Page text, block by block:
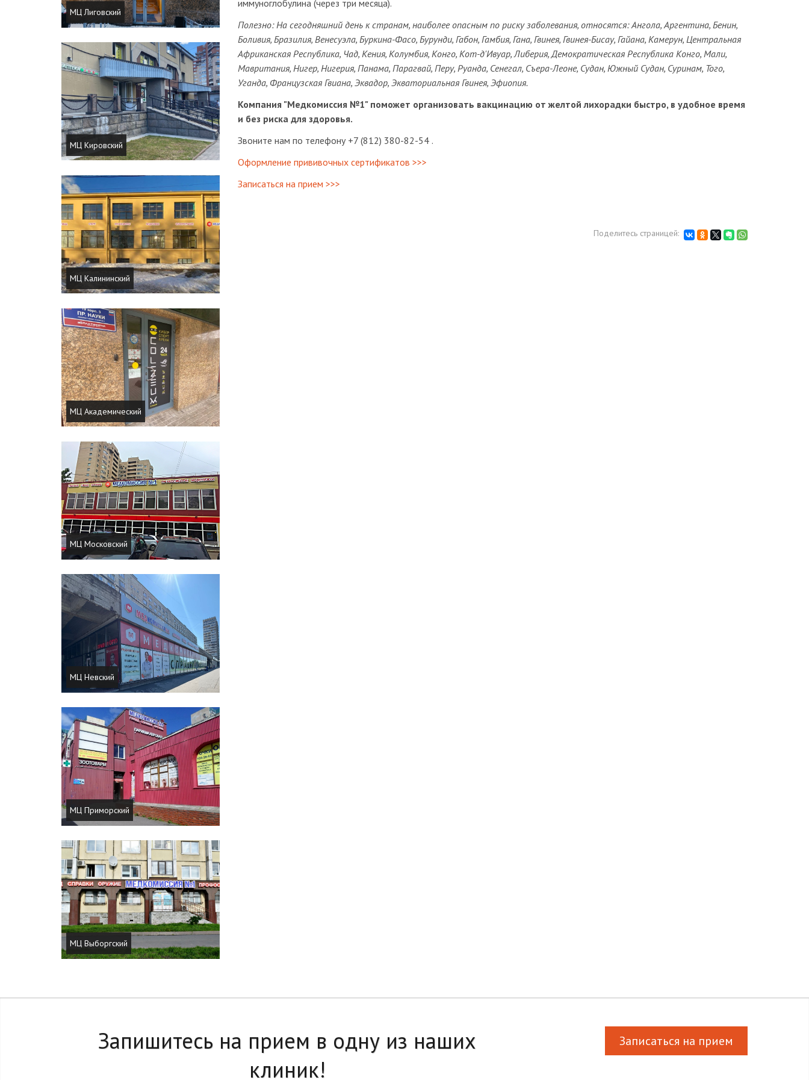
иммуноглобулина (через три месяца).
Полезно: На сегодняшний день к странам, наиболее опасным по риску заболевания, относятся: Ангола, Аргентина, Бенин,
Боливия, Бразилия, Венесуэла, Буркина-Фасо, Бурунди, Габон, Гамбия, Гана, Гвинея, Гвинея-Бисау, Гайана, Камерун, Центральная
Африканская Республика, Чад, Кения, Колумбия, Конго, Кот-д'Ивуар, Либерия, Демократическая Республика Конго, Мали,
Мавритания, Нигер, Нигерия, Панама, Парагвай, Перу, Руанда, Сенегал, Съера-Леоне, Судан, Южный Судан, Суринам, Того,
Уганда, Французская Гвиана, Эквадор, Экваториальная Гвинея, Эфиопия.
Компания "Медкомиссия №1" поможет организовать вакцинацию от желтой лихорадки быстро, в удобное время
и без риска для здоровья.
Звоните нам по телефону +7 (812) 380-82-54 .
Оформление прививочных сертификатов >>>
Записаться на прием >>>
Поделитесь страницей:
МЦ Лиговский
МЦ Кировский
МЦ Калининский
МЦ Академический
МЦ Московский
МЦ Невский
МЦ Приморский
МЦ Выборгский
Запишитесь на прием в одну из наших
клиник!
Записаться на прием